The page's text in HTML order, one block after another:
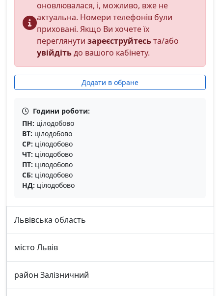
оновлювалася, і, можливо, вже не
актуальна. Номери телефонів були
приховані. Якщо Ви хочете їх
переглянути зареєструйтесьта/або
увійдітьдо вашого кабінету.
Додати в обране
Години роботи:
ПН: цілодобово
ВТ: цілодобово
СР: цілодобово
ЧТ: цілодобово
ПТ: цілодобово
СБ: цілодобово
НД: цілодобово
Львівська область
місто Львів
район Залізничний